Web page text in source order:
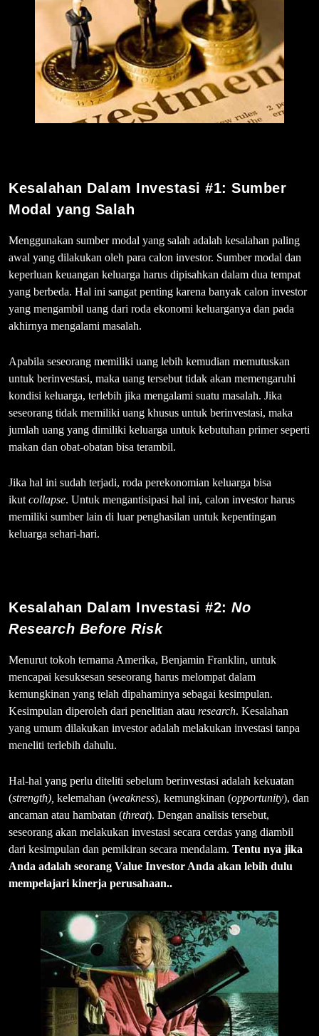
Kesalahan Dalam Investasi #1: Sumber
Modal yang Salah
Menggunakan sumber modal yang salah adalah kesalahan paling
awal yang dilakukan oleh para calon investor. Sumber modal dan
keperluan keuangan keluarga harus dipisahkan dalam dua tempat
yang berbeda. Hal ini sangat penting karena banyak calon investor
yang mengambil uang dari roda ekonomi keluarganya dan pada
akhirnya mengalami masalah.
Apabila seseorang memiliki uang lebih kemudian memutuskan
untuk berinvestasi, maka uang tersebut tidak akan memengaruhi
kondisi keluarga, terlebih jika mengalami suatu masalah. Jika
seseorang tidak memiliki uang khusus untuk berinvestasi, maka
jumlah uang yang dimiliki keluarga untuk kebutuhan primer seperti
makan dan obat-obatan bisa terambil.
Jika hal ini sudah terjadi, roda perekonomian keluarga bisa
ikut collapse. Untuk mengantisipasi hal ini, calon investor harus
memiliki sumber lain di luar penghasilan untuk kepentingan
keluarga sehari-hari.
Kesalahan Dalam Investasi #2: No
Research Before Risk
Menurut tokoh ternama Amerika, Benjamin Franklin, untuk
mencapai kesuksesan seseorang harus melompat dalam
kemungkinan yang telah dipahaminya sebagai kesimpulan.
Kesimpulan diperoleh dari penelitian atau research. Kesalahan
yang umum dilakukan investor adalah melakukan investasi tanpa
meneliti terlebih dahulu.
Hal-hal yang perlu diteliti sebelum berinvestasi adalah kekuatan
(strength), kelemahan (weakness), kemungkinan (opportunity), dan
ancaman atau hambatan (threat). Dengan analisis tersebut,
seseorang akan melakukan investasi secara cerdas yang diambil
dari kesimpulan dan pemikiran secara mendalam. Tentu nya jika
Anda adalah seorang Value Investor Anda akan lebih dulu
mempelajari kinerja perusahaan..